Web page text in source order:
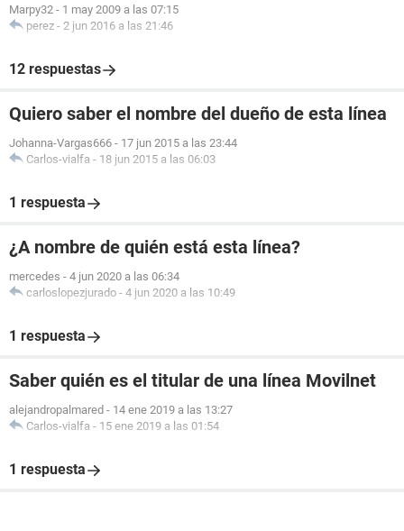
Marpy32 - 1 may 2009 a las 07:15
perez - 2 jun 2016 a las 21:46
12 respuestas
Quiero saber el nombre del dueño de esta línea
Johanna-Vargas666 - 17 jun 2015 a las 23:44
Carlos-vialfa - 18 jun 2015 a las 06:03
1 respuesta
¿A nombre de quién está esta línea?
mercedes - 4 jun 2020 a las 06:34
carloslopezjurado - 4 jun 2020 a las 10:49
1 respuesta
Saber quién es el titular de una línea Movilnet
alejandropalmared - 14 ene 2019 a las 13:27
Carlos-vialfa - 15 ene 2019 a las 01:54
1 respuesta